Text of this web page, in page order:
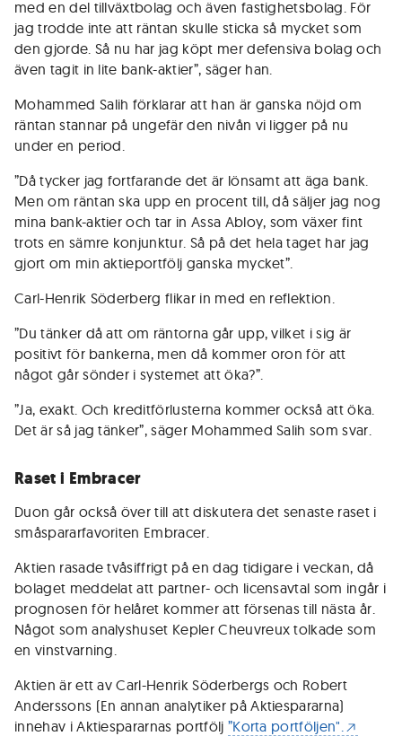
med en del tillväxtbolag och även fastighetsbolag. För
jag trodde inte att räntan skulle sticka så mycket som
den gjorde. Så nu har jag köpt mer defensiva bolag och
även tagit in lite bank-aktier”, säger han.
Mohammed Salih förklarar att han är ganska nöjd om
räntan stannar på ungefär den nivån vi ligger på nu
under en period.
”Då tycker jag fortfarande det är lönsamt att äga bank.
Men om räntan ska upp en procent till, då säljer jag nog
mina bank-aktier och tar in Assa Abloy, som växer fint
trots en sämre konjunktur. Så på det hela taget har jag
gjort om min aktieportfölj ganska mycket”.
Carl-Henrik Söderberg flikar in med en reflektion.
”Du tänker då att om räntorna går upp, vilket i sig är
positivt för bankerna, men då kommer oron för att
något går sönder i systemet att öka?”.
”Ja, exakt. Och kreditförlusterna kommer också att öka.
Det är så jag tänker”, säger Mohammed Salih som svar.
Raset i Embracer
Duon går också över till att diskutera det senaste raset i
småspararfavoriten Embracer.
Aktien rasade tvåsiffrigt på en dag tidigare i veckan, då
bolaget meddelat att partner- och licensavtal som ingår i
prognosen för helåret kommer att försenas till nästa år.
Något som analyshuset Kepler Cheuvreux tolkade som
en vinstvarning.
Aktien är ett av Carl-Henrik Söderbergs och Robert
Anderssons (En annan analytiker på Aktiespararna)
innehav i Aktiespararnas portfölj ”Korta portföljen".